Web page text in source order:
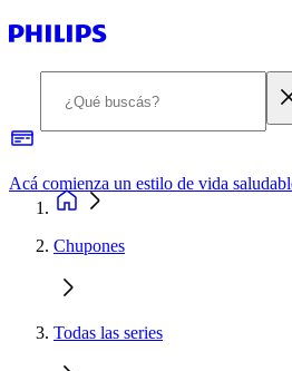
Chupones
Todas las series